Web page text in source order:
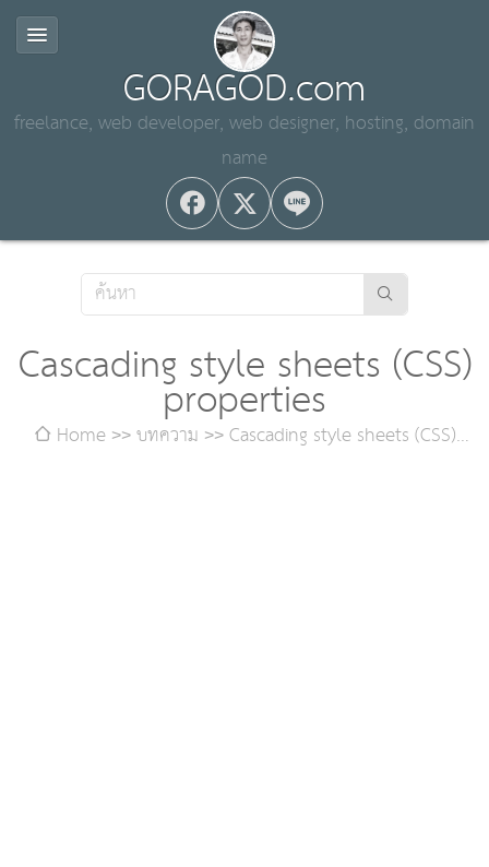
GORAGOD.com
freelance, web developer, web designer, hosting, domain
name
Cascading style sheets (CSS)
properties
Home บทความ
Cascading style sheets (CSS)